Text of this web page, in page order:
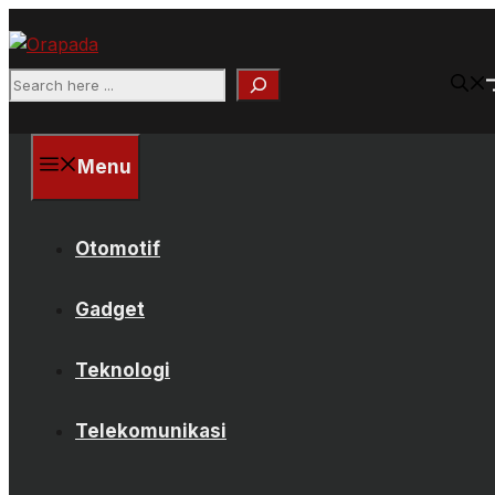
ke
isi
Search
Menu
Otomotif
Gadget
Teknologi
Telekomunikasi